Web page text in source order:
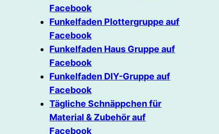
Facebook
Funkelfaden Plottergruppe auf
Facebook
Funkelfaden Haus Gruppe auf
Facebook
Funkelfaden DIY-Gruppe auf
Facebook
Tägliche Schnäppchen für
Material & Zubehör auf
Facebook